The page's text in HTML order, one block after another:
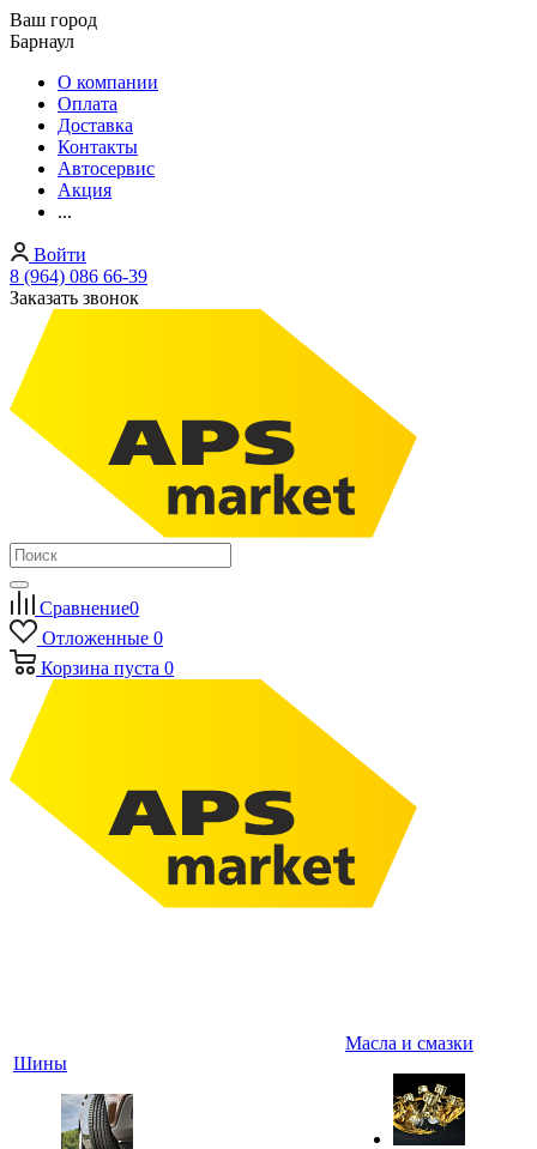
Ваш город
Барнаул
О компании
Оплата
Доставка
Контакты
Автосервис
Акция
...
Войти
8 (964) 086 66-39
Заказать звонок
Сравнение0
Отложенные 0
Корзина пуста 0
Шины
Масла и смазки